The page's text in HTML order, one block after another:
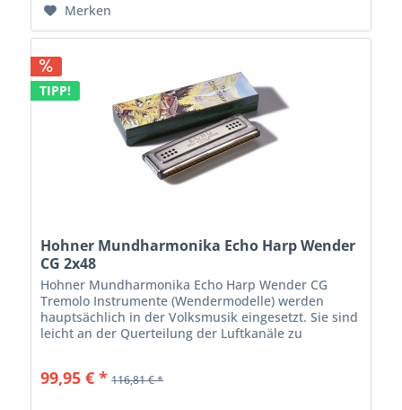
Merken
TIPP!
Hohner Mundharmonika Echo Harp Wender
CG 2x48
Hohner Mundharmonika Echo Harp Wender CG
Tremolo Instrumente (Wendermodelle) werden
hauptsächlich in der Volksmusik eingesetzt. Sie sind
leicht an der Querteilung der Luftkanäle zu
99,95 € * 116,81 € *